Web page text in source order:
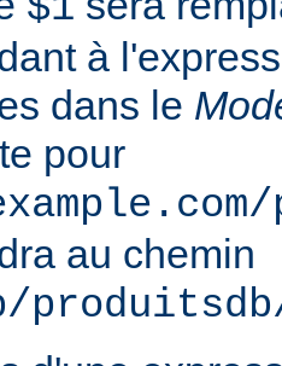
à
dans le
pour
au chemin